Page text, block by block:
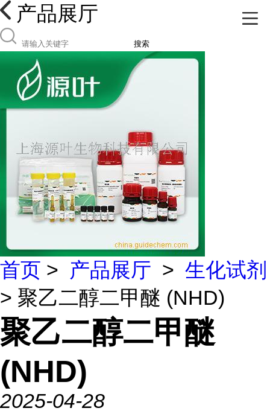
产品展厅
搜索
首页 > 产品展厅 > 生化试剂
> 聚乙二醇二甲醚 (NHD)
聚乙二醇二甲醚
(NHD)
2025-04-28